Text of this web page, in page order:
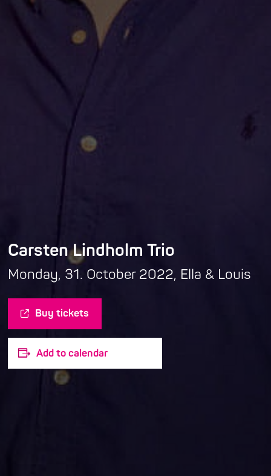
Carsten Lindholm Trio
Monday, 31. October 2022, Ella & Louis
Buy tickets
Add to calendar